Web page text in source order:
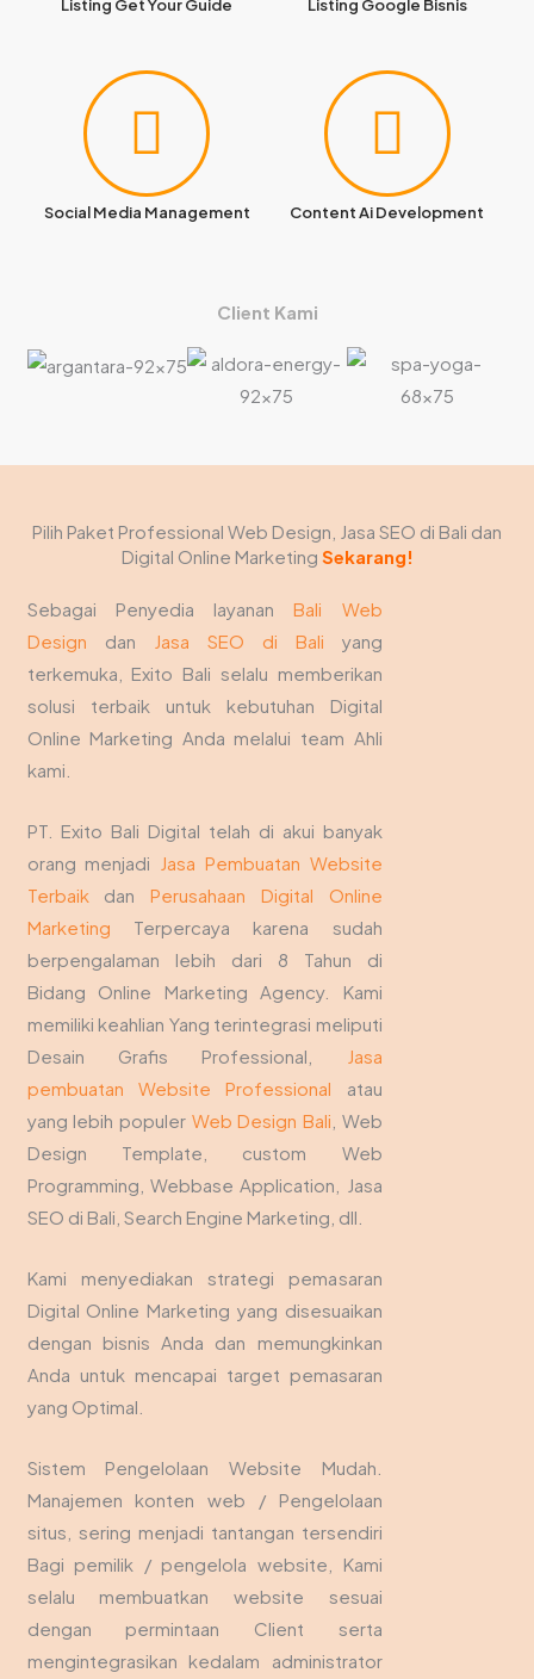
Listing Get Your Guide Listing Google Bisnis
Social Media Management Content Ai Development
Client Kami
Pilih Paket Professional Web Design, Jasa SEO di Bali dan
Digital Online Marketing Sekarang!
Sebagai Penyedia layananBali Web
Design dan Jasa SEO di Bali yang
terkemuka, Exito Bali selalu memberikan
solusi terbaik untuk kebutuhan Digital
Online Marketing Anda melalui team Ahli
kami.
PT. Exito Bali Digital telah di akui banyak
orang menjadi
Jasa Pembuatan Website
Terbaik dan Perusahaan Digital Online
Marketing Terpercaya karena sudah
berpengalaman lebih dari 8 Tahun di
Bidang Online Marketing Agency. Kami
memiliki keahlian Yang terintegrasi meliputi
Desain Grafis Professional,
Jasa
pembuatan Website Professional atau
yang lebih populer Web Design Bali , Web
Design Template, custom Web
Programming, Webbase Application, Jasa
SEO di Bali, Search Engine Marketing, dll.
Kami menyediakan strategi pemasaran
Digital Online Marketing yang disesuaikan
dengan bisnis Anda dan memungkinkan
Anda untuk mencapai target pemasaran
yang Optimal.
Sistem Pengelolaan Website Mudah.
Manajemen konten web / Pengelolaan
situs, sering menjadi tantangan tersendiri
Bagi pemilik / pengelola website, Kami
selalu membuatkan website sesuai
dengan permintaan Client serta
mengintegrasikan kedalam administrator